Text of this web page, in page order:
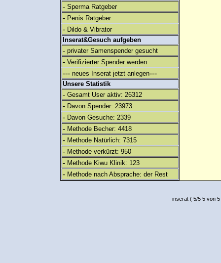
- Sperma Ratgeber
- Penis Ratgeber
- Dildo & Vibrator
Inserat&Gesuch aufgeben
- privater Samenspender gesucht
- Verifizierter Spender werden
--- neues Inserat jetzt anlegen---
Unsere Statistik
- Gesamt User aktiv: 26312
- Davon Spender: 23973
- Davon Gesuche: 2339
- Methode Becher: 4418
- Methode Natürlich: 7315
- Methode verkürzt: 950
- Methode Kiwu Klinik: 123
- Methode nach Absprache: der Rest
inserat( 5/5 5 von 5